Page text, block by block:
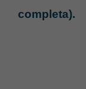
completa).